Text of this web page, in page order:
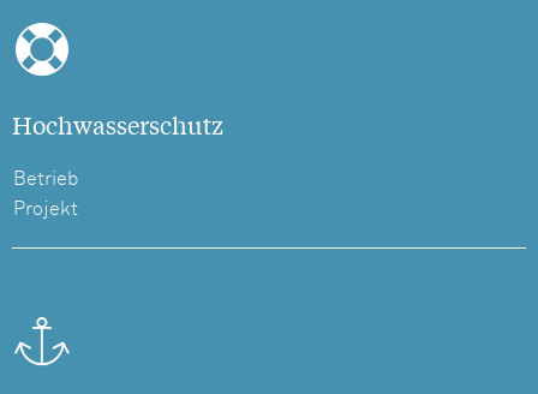
Hochwasserschutz
Betrieb
Projekt